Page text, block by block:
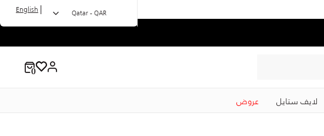
لايف ستايل عروض
Qatar - QAR
|
English